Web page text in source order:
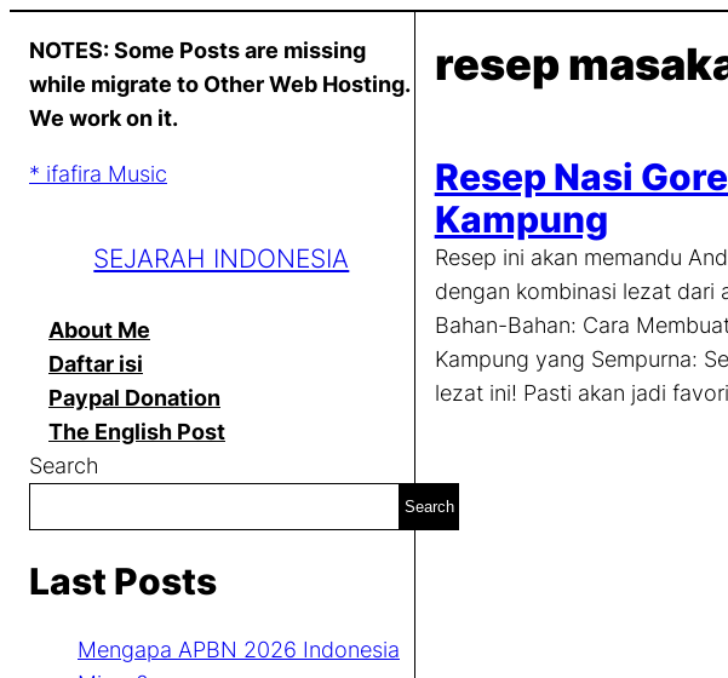
content
NOTES: Some Posts are missing
while migrate to Other Web Hosting.
We work on it.
* ifafira Music
SEJARAH INDONESIA
About Me
Daftar isi
Paypal Donation
The English Post
Search
Search
Last Posts
Mengapa APBN 2026 Indonesia
resep
Resep Nasi
Kampung
Resep ini akan memandu
dengan kombinasi lezat dari
Bahan-Bahan: Cara
Kampung yang Sempurna:
lezat ini! Pasti akan jadi